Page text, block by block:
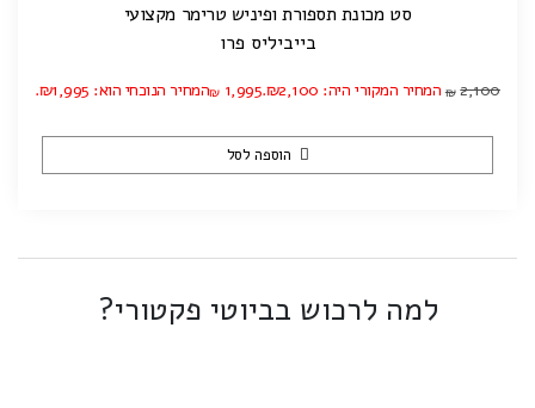
סט מכונת תספורת ופיניש טרימר מקצועי
בייביליס פרו
₪ 2,100 המחיר המקורי היה: ₪2,100. ₪ 1,995 המחיר הנוכחי הוא: ₪1,995.
הוספה לסל
למה לרכוש בביוטי פקטורי?